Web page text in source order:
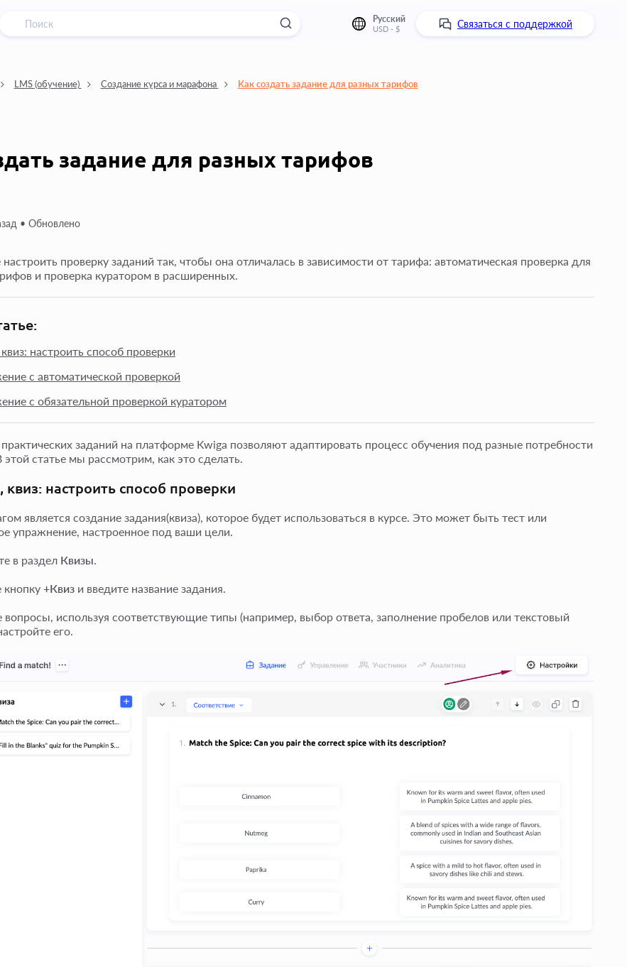
Русский
USD - $ Связаться с поддержкой
LMS (обучение) Создание курса и марафона Как создать задание для разных тарифов
задание для разных тарифов
• Обновлено
проверку заданий так, чтобы она отличалась в зависимости от тарифа: автоматическая проверка для
и проверка куратором в расширенных.
настроить способ проверки
с автоматической проверкой
с обязательной проверкой куратором
заданий на платформе Kwiga позволяют адаптировать процесс обучения под разные потребности
этой статье мы рассмотрим, как это сделать.
квиз: настроить способ проверки
является создание задания(квиза), которое будет использоваться в курсе. Это может быть тест или
упражнение, настроенное под ваши цели.
в раздел Квизы
+Квиз и введите название задания.
вопросы, используя соответствующие типы (например, выбор ответа, заполнение пробелов или текстовый
его.